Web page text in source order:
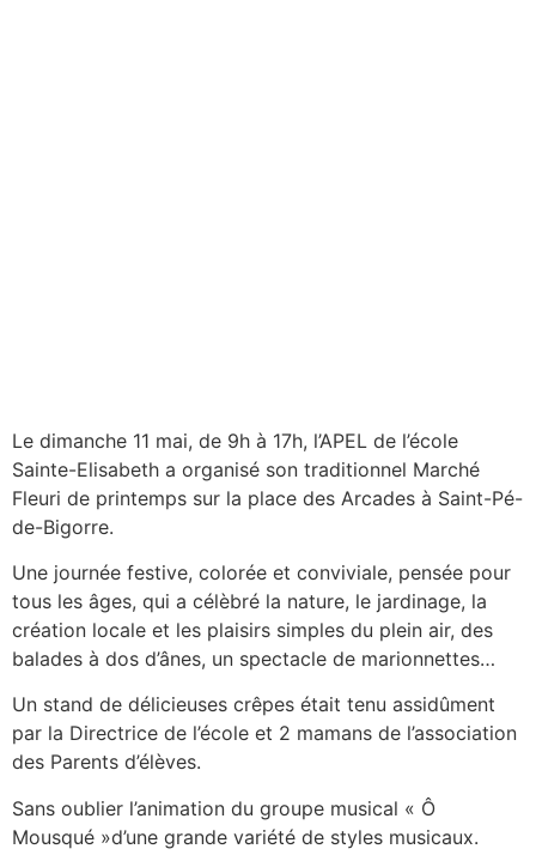
Le dimanche 11 mai, de 9h à 17h, l’APEL de l’école
Sainte-Elisabeth a organisé son traditionnel Marché
Fleuri de printemps sur la place des Arcades à Saint-Pé-
de-Bigorre.
Une journée festive, colorée et conviviale, pensée pour
tous les âges, qui a célèbré la nature, le jardinage, la
création locale et les plaisirs simples du plein air, des
balades à dos d’ânes, un spectacle de marionnettes…
Un stand de délicieuses crêpes était tenu assidûment
par la Directrice de l’école et 2 mamans de l’association
des Parents d’élèves.
Sans oublier l’animation du groupe musical « Ô
Mousqué »d’une grande variété de styles musicaux.